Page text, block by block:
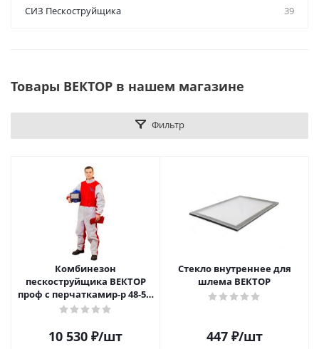
СИЗ Пескоструйщика
39
Товары ВЕКТОР в нашем магазине
Фильтр
Комбинезон
пескоструйщика ВЕКТОР
проф с перчаткамир-р 48-50,
рост 182
10 530 ₽/шт
Стекло внутреннее для
шлема ВЕКТОР
447₽/шт